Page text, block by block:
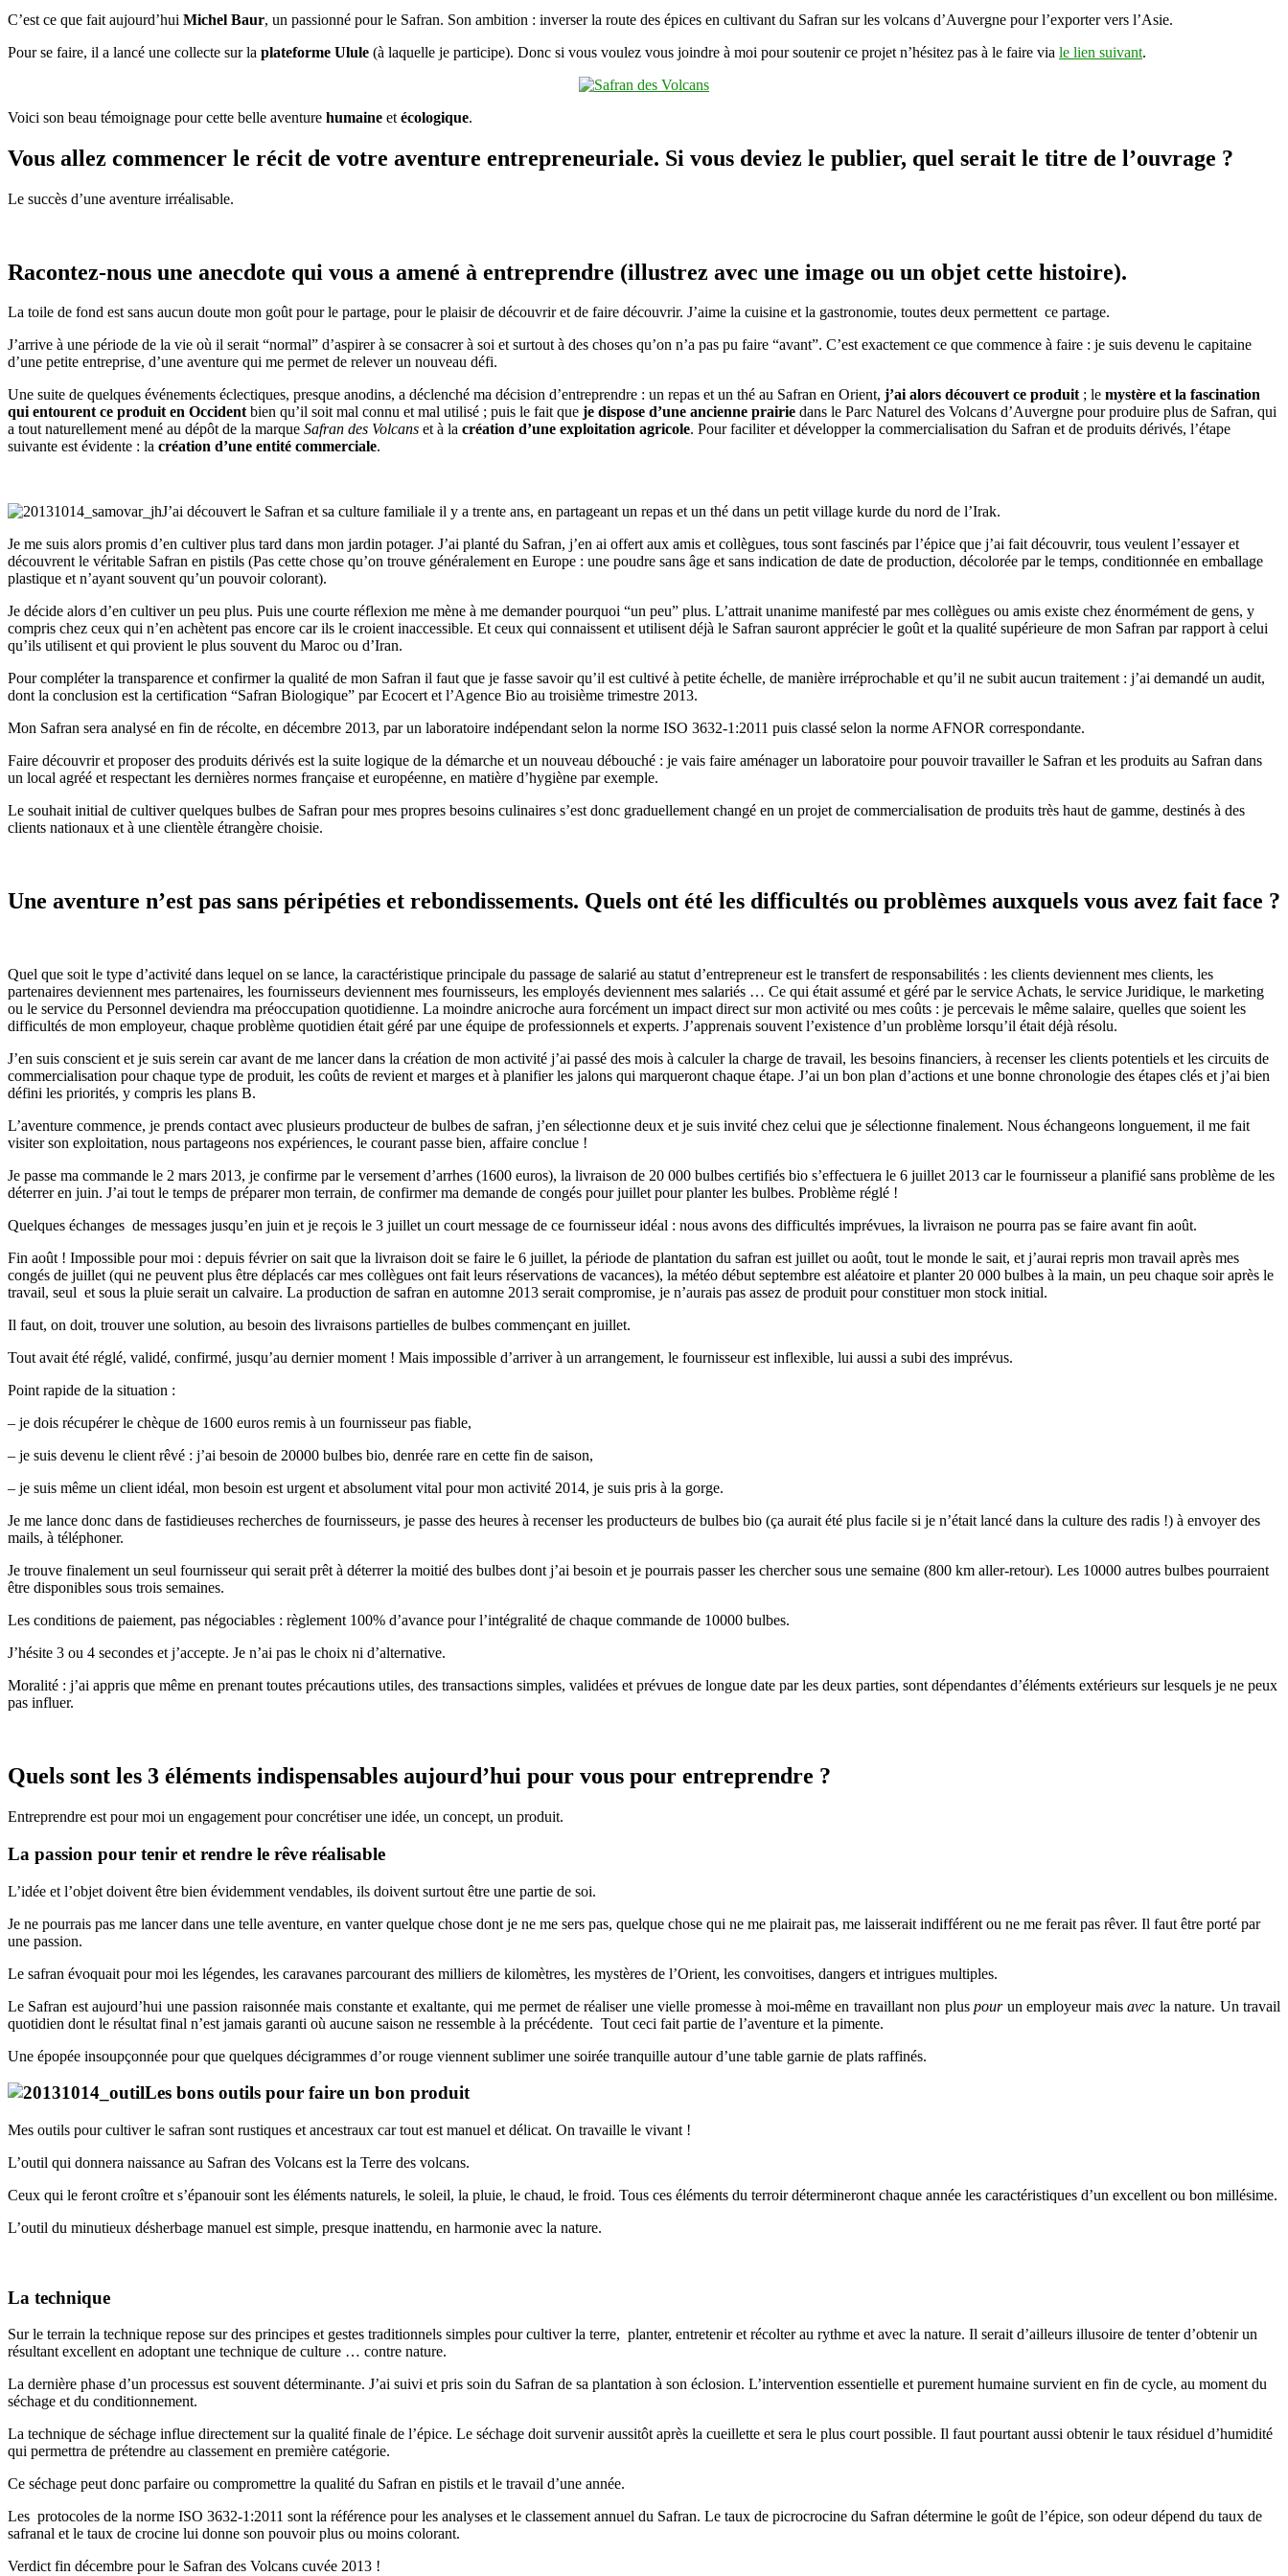
Michel
C’est ce que fait aujourd’hui Michel Baur, un passionné pour le Safran. Son ambition : inverser la route des épices en cultivant du Safran sur les volcans d’Auvergne pour l’exporter vers l’Asie.
Pour se faire, il a lancé une collecte sur la plateforme Ulule (à laquelle je participe). Donc si vous voulez vous joindre à moi pour soutenir ce projet n’hésitez pas à le faire via le lien suivant.
Voici son beau témoignage pour cette belle aventure humaine et écologique.
Vous allez commencer le récit de votre aventure entrepreneuriale. Si vous deviez le publier, quel serait le titre de l’ouvrage ?
Le succès d’une aventure irréalisable.
Racontez-nous une anecdote qui vous a amené à entreprendre (illustrez avec une image ou un objet cette histoire).
La toile de fond est sans aucun doute mon goût pour le partage, pour le plaisir de découvrir et de faire découvrir. J’aime la cuisine et la gastronomie, toutes deux permettent ce partage.
J’arrive à une période de la vie où il serait “normal” d’aspirer à se consacrer à soi et surtout à des choses qu’on n’a pas pu faire “avant”. C’est exactement ce que commence à faire : je suis devenu le capitaine
d’une petite entreprise, d’une aventure qui me permet de relever un nouveau défi.
Une suite de quelques événements éclectiques, presque anodins, a déclenché ma décision d’entreprendre : un repas et un thé au Safran en Orient, j’ai alors découvert ce produit; le mystère et la fascination
qui entourent ce produit en Occidentbien qu’il soit mal connu et mal utilisé ; puis le fait que je dispose d’une ancienne prairie dans le Parc Naturel des Volcans d’Auvergne pour produire plus de Safran, qui
a tout naturellement mené au dépôt de la marque Safran des Volcans et à la création d’une exploitation agricole. Pour faciliter et développer la commercialisation du Safran et de produits dérivés, l’étape
suivante est évidente : la création d’une entité commerciale.
J’ai découvert le Safran et sa culture familiale il y a trente ans, en partageant un repas et un thé dans un petit village kurde du nord de l’Irak.
Je me suis alors promis d’en cultiver plus tard dans mon jardin potager. J’ai planté du Safran, j’en ai offert aux amis et collègues, tous sont fascinés par l’épice que j’ai fait découvrir, tous veulent l’essayer et
découvrent le véritable Safran en pistils (Pas cette chose qu’on trouve généralement en Europe : une poudre sans âge et sans indication de date de production, décolorée par le temps, conditionnée en emballage
plastique et n’ayant souvent qu’un pouvoir colorant).
Je décide alors d’en cultiver un peu plus. Puis une courte réflexion me mène à me demander pourquoi “un peu” plus. L’attrait unanime manifesté par mes collègues ou amis existe chez énormément de gens, y
compris chez ceux qui n’en achètent pas encore car ils le croient inaccessible. Et ceux qui connaissent et utilisent déjà le Safran sauront apprécier le goût et la qualité supérieure de mon Safran par rapport à celui
qu’ils utilisent et qui provient le plus souvent du Maroc ou d’Iran.
Pour compléter la transparence et confirmer la qualité de mon Safran il faut que je fasse savoir qu’il est cultivé à petite échelle, de manière irréprochable et qu’il ne subit aucun traitement : j’ai demandé un audit,
dont la conclusion est la certification “Safran Biologique” par Ecocert et l’Agence Bio au troisième trimestre 2013.
Mon Safran sera analysé en fin de récolte, en décembre 2013, par un laboratoire indépendant selon la norme ISO 3632-1:2011 puis classé selon la norme AFNOR correspondante.
Faire découvrir et proposer des produits dérivés est la suite logique de la démarche et un nouveau débouché : je vais faire aménager un laboratoire pour pouvoir travailler le Safran et les produits au Safran dans
un local agréé et respectant les dernières normes française et européenne, en matière d’hygiène par exemple.
Le souhait initial de cultiver quelques bulbes de Safran pour mes propres besoins culinaires s’est donc graduellement changé en un projet de commercialisation de produits très haut de gamme, destinés à des
clients nationaux et à une clientèle étrangère choisie.
Une aventure n’est pas sans péripéties et rebondissements. Quels ont été les difficultés ou problèmes auxquels vous avez fait face ?
Quel que soit le type d’activité dans lequel on se lance, la caractéristique principale du passage de salarié au statut d’entrepreneur est le transfert de responsabilités : les clients deviennent mes clients, les
partenaires deviennent mes partenaires, les fournisseurs deviennent mes fournisseurs, les employés deviennent mes salariés … Ce qui était assumé et géré par le service Achats, le service Juridique, le marketing
ou le service du Personnel deviendra ma préoccupation quotidienne. La moindre anicroche aura forcément un impact direct sur mon activité ou mes coûts : je percevais le même salaire, quelles que soient les
difficultés de mon employeur, chaque problème quotidien était géré par une équipe de professionnels et experts. J’apprenais souvent l’existence d’un problème lorsqu’il était déjà résolu.
J’en suis conscient et je suis serein car avant de me lancer dans la création de mon activité j’ai passé des mois à calculer la charge de travail, les besoins financiers, à recenser les clients potentiels et les circuits de
commercialisation pour chaque type de produit, les coûts de revient et marges et à planifier les jalons qui marqueront chaque étape. J’ai un bon plan d’actions et une bonne chronologie des étapes clés et j’ai bien
défini les priorités, y compris les plans B.
L’aventure commence, je prends contact avec plusieurs producteur de bulbes de safran, j’en sélectionne deux et je suis invité chez celui que je sélectionne finalement. Nous échangeons longuement, il me fait
visiter son exploitation, nous partageons nos expériences, le courant passe bien, affaire conclue !
Je passe ma commande le 2 mars 2013, je confirme par le versement d’arrhes (1600 euros), la livraison de 20 000 bulbes certifiés bio s’effectuera le 6 juillet 2013 car le fournisseur a planifié sans problème de les
déterrer en juin. J’ai tout le temps de préparer mon terrain, de confirmer ma demande de congés pour juillet pour planter les bulbes. Problème réglé !
Quelques échanges de messages jusqu’en juin et je reçois le 3 juillet un court message de ce fournisseur idéal : nous avons des difficultés imprévues, la livraison ne pourra pas se faire avant fin août.
Fin août ! Impossible pour moi : depuis février on sait que la livraison doit se faire le 6 juillet, la période de plantation du safran est juillet ou août, tout le monde le sait, et j’aurai repris mon travail après mes
congés de juillet (qui ne peuvent plus être déplacés car mes collègues ont fait leurs réservations de vacances), la météo début septembre est aléatoire et planter 20 000 bulbes à la main, un peu chaque soir après le
travail, seul et sous la pluie serait un calvaire. La production de safran en automne 2013 serait compromise, je n’aurais pas assez de produit pour constituer mon stock initial.
Il faut, on doit, trouver une solution, au besoin des livraisons partielles de bulbes commençant en juillet.
Tout avait été réglé, validé, confirmé, jusqu’au dernier moment ! Mais impossible d’arriver à un arrangement, le fournisseur est inflexible, lui aussi a subi des imprévus.
Point rapide de la situation :
– je dois récupérer le chèque de 1600 euros remis à un fournisseur pas fiable,
– je suis devenu le client rêvé : j’ai besoin de 20000 bulbes bio, denrée rare en cette fin de saison,
– je suis même un client idéal, mon besoin est urgent et absolument vital pour mon activité 2014, je suis pris à la gorge.
Je me lance donc dans de fastidieuses recherches de fournisseurs, je passe des heures à recenser les producteurs de bulbes bio (ça aurait été plus facile si je n’était lancé dans la culture des radis !) à envoyer des
mails, à téléphoner.
Je trouve finalement un seul fournisseur qui serait prêt à déterrer la moitié des bulbes dont j’ai besoin et je pourrais passer les chercher sous une semaine (800 km aller-retour). Les 10000 autres bulbes pourraient
être disponibles sous trois semaines.
Les conditions de paiement, pas négociables : règlement 100% d’avance pour l’intégralité de chaque commande de 10000 bulbes.
J’hésite 3 ou 4 secondes et j’accepte. Je n’ai pas le choix ni d’alternative.
Moralité : j’ai appris que même en prenant toutes précautions utiles, des transactions simples, validées et prévues de longue date par les deux parties, sont dépendantes d’éléments extérieurs sur lesquels je ne peux
pas influer.
Quels sont les 3 éléments indispensables aujourd’hui pour vous pour entreprendre ?
Entreprendre est pour moi un engagement pour concrétiser une idée, un concept, un produit.
La passion pour tenir et rendre le rêve réalisable
L’idée et l’objet doivent être bien évidemment vendables, ils doivent surtout être une partie de soi.
Je ne pourrais pas me lancer dans une telle aventure, en vanter quelque chose dont je ne me sers pas, quelque chose qui ne me plairait pas, me laisserait indifférent ou ne me ferait pas rêver. Il faut être porté par
une passion.
Le safran évoquait pour moi les légendes, les caravanes parcourant des milliers de kilomètres, les mystères de l’Orient, les convoitises, dangers et intrigues multiples.
Le Safran est aujourd’hui une passion raisonnée mais constante et exaltante, qui me permet de réaliser une vielle promesse à moi-même en travaillant non pluspourun employeur maisavec la nature. Un travail
quotidien dont le résultat final n’est jamais garanti où aucune saison ne ressemble à la précédente. Tout ceci fait partie de l’aventure et la pimente.
Une épopée insoupçonnée pour que quelques décigrammes d’or rouge viennent sublimer une soirée tranquille autour d’une table garnie de plats raffinés.
Les bons outils pour faire un bon produit
Mes outils pour cultiver le safran sont rustiques et ancestraux car tout est manuel et délicat. On travaille le vivant !
L’outil qui donnera naissance au Safran des Volcans est la Terre des volcans.
Ceux qui le feront croître et s’épanouir sont les éléments naturels, le soleil, la pluie, le chaud, le froid. Tous ces éléments du terroir détermineront chaque année les caractéristiques d’un excellent ou bon millésime.
L’outil du minutieux désherbage manuel est simple, presque inattendu, en harmonie avec la nature.
La technique
Sur le terrain la technique repose sur des principes et gestes traditionnels simples pour cultiver la terre, planter, entretenir et récolter au rythme et avec la nature. Il serait d’ailleurs illusoire de tenter d’obtenir un
résultant excellent en adoptant une technique de culture … contre nature.
La dernière phase d’un processus est souvent déterminante. J’ai suivi et pris soin du Safran de sa plantation à son éclosion. L’intervention essentielle et purement humaine survient en fin de cycle, au moment du
séchage et du conditionnement.
La technique de séchage influe directement sur la qualité finale de l’épice. Le séchage doit survenir aussitôt après la cueillette et sera le plus court possible. Il faut pourtant aussi obtenir le taux résiduel d’humidité
qui permettra de prétendre au classement en première catégorie.
Ce séchage peut donc parfaire ou compromettre la qualité du Safran en pistils et le travail d’une année.
Les protocoles de la norme ISO 3632-1:2011 sont la référence pour les analyses et le classement annuel du Safran. Le taux de picrocrocine du Safran détermine le goût de l’épice, son odeur dépend du taux de
safranal et le taux de crocine lui donne son pouvoir plus ou moins colorant.
Verdict fin décembre pour le Safran des Volcans cuvée 2013 !